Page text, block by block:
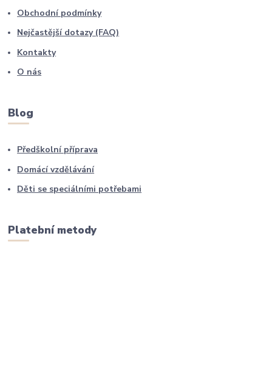
Obchodní podmínky
Nejčastější dotazy (FAQ)
Kontakty
O nás
Blog
Předškolní příprava
Domácí vzdělávání
Děti se speciálními potřebami
Platební metody